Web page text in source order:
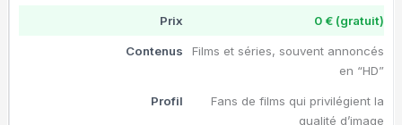
0 € (gratuit)
Films et séries, souvent annoncés
en “HD”
Fans de films qui privilégient la
qualité d’image